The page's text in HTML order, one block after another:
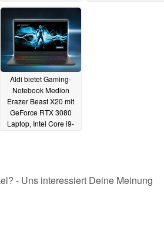
29.06.2022
Aldi bietet Gaming-
Notebook Medion
Erazer Beast X20 mit
GeForce RTX 3080
Laptop, Intel Core i9-
- Uns interessiert Deine Meinung